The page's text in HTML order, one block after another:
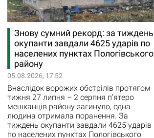
Знову сумний рекорд: за тиждень
окупанти завдали 4625 ударів по
населених пунктах Пологівського
району
05.08.2026, 17:52
Внаслідок ворожих обстрілів протягом
тижня 27 липня – 2 серпня п’ятеро
мешканців району загинуло, одна
людина отримала поранення. За
тиждень окупанти завдали 4625 ударів
по населених пунктах Пологівського